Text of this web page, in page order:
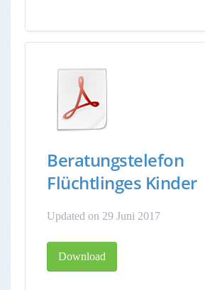
Beratungstelefon
Flüchtlinges Kinder
Updated on 29 Juni 2017
Download